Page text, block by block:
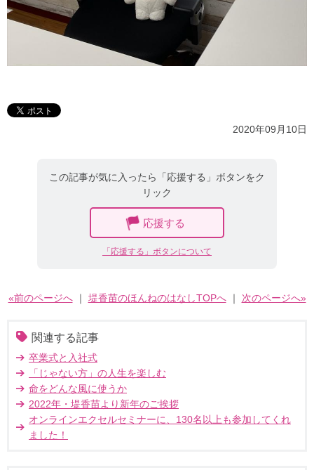
2020年09月10日
この記事が気に入ったら「応援する」ボタンをク
リック
応援する
「応援する」ボタンについて
«前のページへ｜ 堤香苗のほんねのはなしTOPへ｜ 次のページへ»
関連する記事
卒業式と入社式
「じゃない方」の人生を楽しむ
命をどんな風に使うか
2022年・堤香苗より新年のご挨拶
オンラインエクセルセミナーに、130名以上も参加してくれ
ました！